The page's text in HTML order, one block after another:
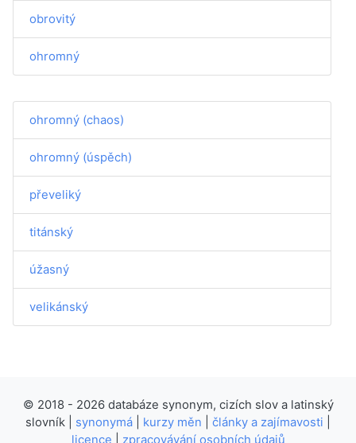
obrovitý
ohromný
ohromný (chaos)
ohromný (úspěch)
převeliký
titánský
úžasný
velikánský
© 2018 - 2026 databáze synonym, cizích slov a latinský
slovník | synonymá kurzy měn články a zajímavosti
licence
zpracovávání osobních údajů